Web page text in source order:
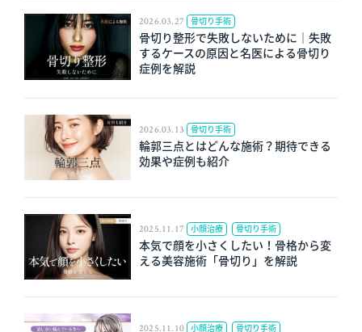
2026.03.27 骨切り手術
骨切り整形で失敗しないために｜失敗
するケースの原因と名医による骨切り
症例を解説
2026.03.13 骨切り手術
輪郭三点とはどんな施術？期待できる
効果や症例も紹介
2025.11.17 小顔治療 骨切り手術
本気で顔を小さくしたい！骨格から変
える美容施術「骨切り」を解説
2025.11.10 小顔治療 骨切り手術